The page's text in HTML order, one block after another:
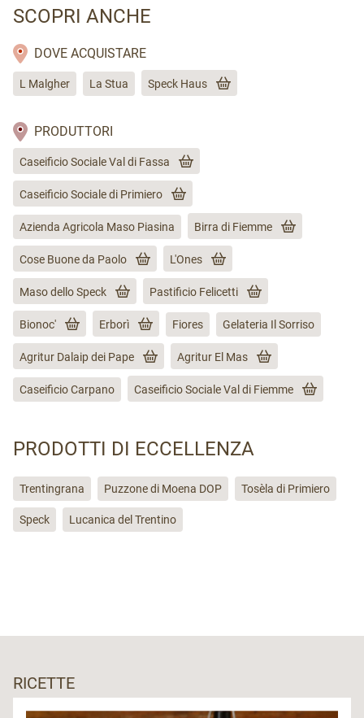
SCOPRI ANCHE
DOVE ACQUISTARE
L Malgher La Stua Speck Haus
PRODUTTORI
Caseificio Sociale Val di Fassa
Caseificio Sociale di Primiero
Azienda Agricola Maso Piasina Birra di Fiemme
Cose Buone da Paolo L'Ones
Maso dello Speck Pastificio Felicetti
Bionoc' Erborì Fiores Gelateria Il Sorriso
Agritur Dalaip dei Pape Agritur El Mas
Caseificio Carpano Caseificio Sociale Val di Fiemme
PRODOTTI DI ECCELLENZA
Trentingrana Puzzone di Moena DOP Tosèla di Primiero
Speck Lucanica del Trentino
RICETTE